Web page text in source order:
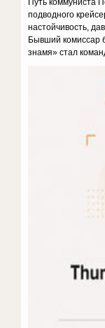
Путь коммуниста
подводного
настойчивость,
Бывший комиссар
знамя» стал